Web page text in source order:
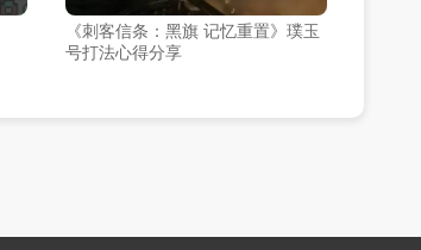
《刺客信条：黑旗 记忆重置》璞玉
号打法心得分享